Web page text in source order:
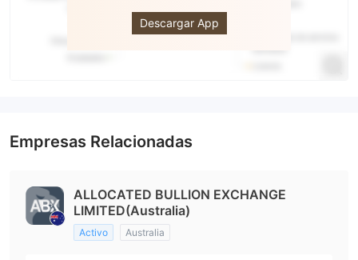
Descargar App
Empresas Relacionadas
ALLOCATED BULLION EXCHANGE
LIMITED(Australia)
Activo Australia